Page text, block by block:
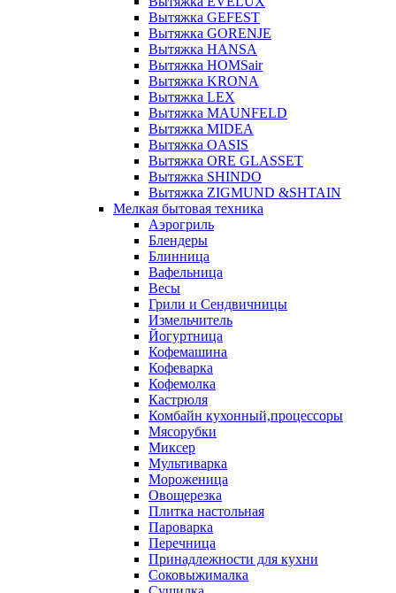
Вытяжка GEFEST
Вытяжка GORENJE
Вытяжка HANSA
Вытяжка HOMSair
Вытяжка KRONA
Вытяжка LEX
Вытяжка MAUNFELD
Вытяжка MIDEA
Вытяжка OASIS
Вытяжка ORE GLASSET
Вытяжка SHINDO
Вытяжка ZIGMUND &SHTAIN
Мелкая бытовая техника
Аэрогриль
Блендеры
Блинница
Вафельница
Весы
Грили и Сендвичницы
Измельчитель
Йогуртница
Кофемашина
Кофеварка
Кофемолка
Кастрюля
Комбайн кухонный,процессоры
Мясорубки
Миксер
Мультиварка
Мороженица
Овощерезка
Плитка настольная
Пароварка
Перечница
Принадлежности для кухни
Соковыжималка